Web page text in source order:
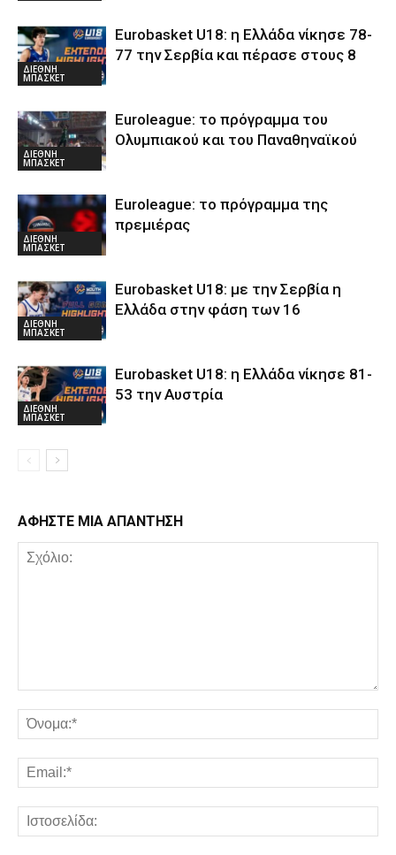
ΔΙΕΘΝΗ
ΜΠΑΣΚΕΤ
Eurobasket U18: η Ελλάδα νίκησε 78-
77 την Σερβία και πέρασε στους 8
ΔΙΕΘΝΗ
ΜΠΑΣΚΕΤ
Euroleague: το πρόγραμμα του
Ολυμπιακού και του Παναθηναϊκού
ΔΙΕΘΝΗ
ΜΠΑΣΚΕΤ
Euroleague: το πρόγραμμα της
πρεμιέρας
ΔΙΕΘΝΗ
ΜΠΑΣΚΕΤ
Eurobasket U18: με την Σερβία η
Ελλάδα στην φάση των 16
ΔΙΕΘΝΗ
ΜΠΑΣΚΕΤ
Eurobasket U18: η Ελλάδα νίκησε 81-
53 την Αυστρία
ΑΦΗΣΤΕ ΜΙΑ ΑΠΑΝΤΗΣΗ